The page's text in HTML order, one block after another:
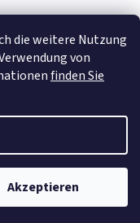
die weitere Nutzung
von
finden Sie
Akzeptieren
. Alle Rechte vorbehalten.